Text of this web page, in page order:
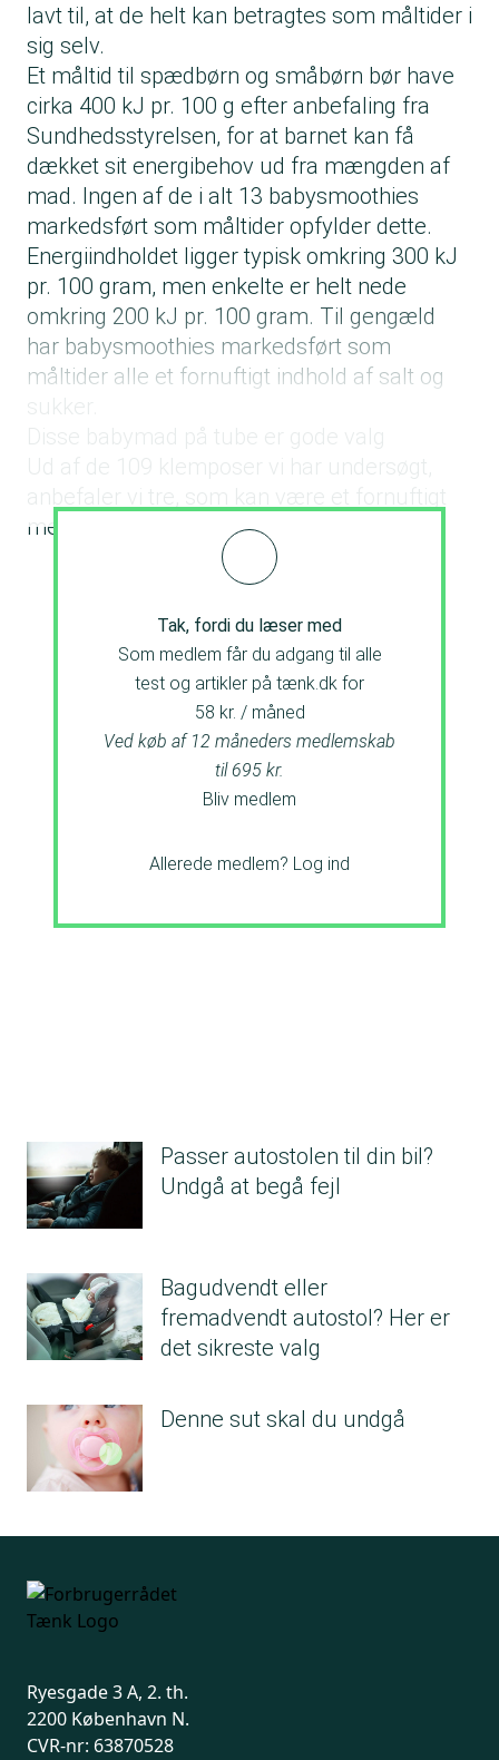
lavt til, at de helt kan betragtes som måltider i
sig selv.
Et måltid til spædbørn og småbørn bør have
cirka 400 kJ pr. 100 g efter anbefaling fra
Sundhedsstyrelsen, for at barnet kan få
dækket sit energibehov ud fra mængden af
mad. Ingen af de i alt 13 babysmoothies
markedsført som måltider opfylder dette.
Energiindholdet ligger typisk omkring 300 kJ
pr. 100 gram, men enkelte er helt nede
omkring 200 kJ pr. 100 gram. Til gengæld
har babysmoothies markedsført som
måltider alle et fornuftigt indhold af salt og
Disse babymad på tube er gode valg
Ud af de 109 klemposer vi har undersøgt,
anbefaler vi tre, som kan være et fornuftigt
mellemmåltid en gang imellem.
Tak, fordi du læser med
Som medlem får du adgang til alle
test og artikler på tænk.dk for
58 kr. / måned
Ved køb af 12 måneders medlemskab
til 695 kr.
Bliv medlem
Allerede medlem? Log ind
Passer autostolen til din bil?
Undgå at begå fejl
Bagudvendt eller
fremadvendt autostol? Her er
det sikreste valg
Denne sut skal du undgå
Ryesgade 3 A, 2. th.
2200 København N.
CVR-nr: 63870528